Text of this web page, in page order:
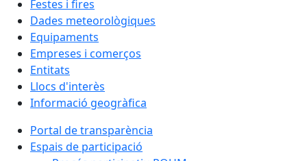
Festes i fires
Dades meteorològiques
Equipaments
Empreses i comerços
Entitats
Llocs d'interès
Informació geogràfica
Portal de transparència
Espais de participació